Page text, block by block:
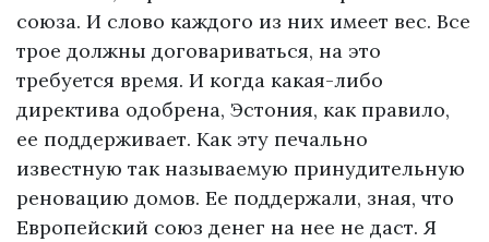
союза. И слово каждого из них имеет вес. Все
трое должны договариваться, на это
требуется время. И когда какая-либо
директива одобрена, Эстония, как правило,
ее поддерживает. Как эту печально
известную так называемую принудительную
реновацию домов. Ее поддержали, зная, что
Европейский союз денег на нее не даст. Я